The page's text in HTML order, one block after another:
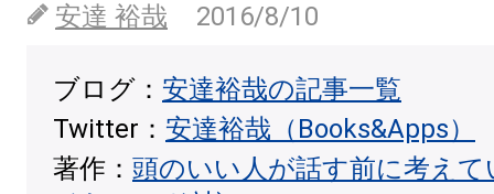
安達 裕哉
2016/8/10
ブログ： 安達裕哉の記事一覧
Twitter： 安達裕哉（Books&Apps）
著作： 頭のいい人が話す前に考え